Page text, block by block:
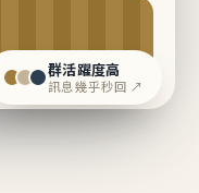
群活躍度高
訊息幾乎秒回 ↗